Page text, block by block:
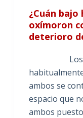
¿Cuán bajo
oxímoron
deterioro
Los
ambos se
espacio que
ambos